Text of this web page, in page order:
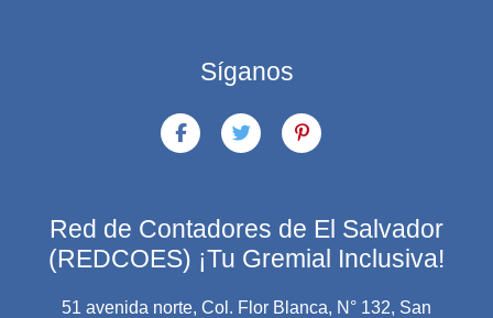
Síganos
Red de Contadores de El Salvador
(REDCOES) ¡Tu Gremial Inclusiva!
51 avenida norte, Col. Flor Blanca, N° 132, San